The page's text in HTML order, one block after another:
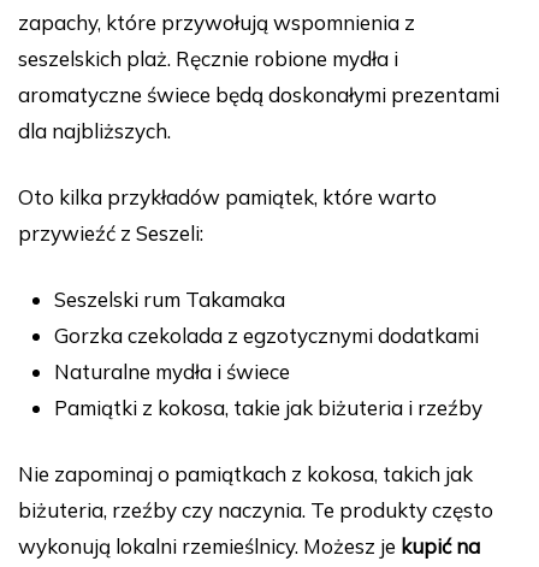
zapachy, które przywołują wspomnienia z
seszelskich plaż. Ręcznie robione mydła i
aromatyczne świece będą doskonałymi prezentami
dla najbliższych.
Oto kilka przykładów pamiątek, które warto
przywieźć z Seszeli:
Seszelski rum Takamaka
Gorzka czekolada z egzotycznymi dodatkami
Naturalne mydła i świece
Pamiątki z kokosa, takie jak biżuteria i rzeźby
Nie zapominaj o pamiątkach z kokosa, takich jak
biżuteria, rzeźby czy naczynia. Te produkty często
wykonują lokalni rzemieślnicy. Możesz je kupić na